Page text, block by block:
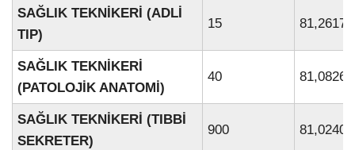
SAĞLIK TEKNİKERİ (ADLİ
TIP)
15 81,26176
SAĞLIK TEKNİKERİ
(PATOLOJİK ANATOMİ)
40 81,08267
SAĞLIK TEKNİKERİ (TIBBİ
SEKRETER)
900 81,02402